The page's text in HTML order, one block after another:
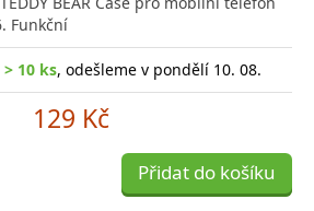
Funkční
10 ks, odešleme v pondělí 10. 08.
129 Kč
Přidat do košíku